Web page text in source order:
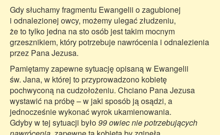
Gdy słuchamy fragmentu Ewangelii o zagubionej
i odnalezionej owcy, możemy ulegać złudzeniu,
że to tylko jedna na sto osób jest takim mocnym
grzesznikiem, który potrzebuje nawrócenia i odnalezienia
przez Pana Jezusa.
Pamiętamy zapewne sytuację opisaną w Ewangelii
św. Jana, w której to przyprowadzono kobietę
pochwyconą na cudzołożeniu. Chciano Pana Jezusa
wystawić na próbę – w jaki sposób ją osądzi, a
jednocześnie wykonać wyrok ukamienowania.
Gdyby w tej sytuacji było99 owiec nie potrzebujących